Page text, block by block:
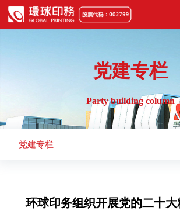
党建专栏
Party building column
党建专栏
环球印务组织开展党的二十